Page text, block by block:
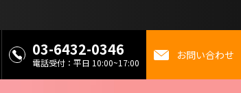
03-6432-0346
電話受付：平日 10:00~17:00
お問い合わせ